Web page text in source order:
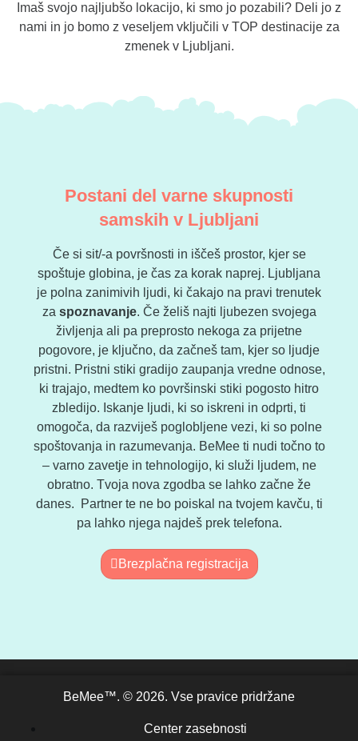
Imaš svojo najljubšo lokacijo, ki smo jo pozabili? Deli jo z
nami in jo bomo z veseljem vključili v TOP destinacije za
zmenek v Ljubljani.
Postani del varne skupnosti
samskih v Ljubljani
Če si sit/-a površnosti in iščeš prostor, kjer se
spoštuje globina, je čas za korak naprej. Ljubljana
je polna zanimivih ljudi, ki čakajo na pravi trenutek
za spoznavanje. Če želiš najti ljubezen svojega
življenja ali pa preprosto nekoga za prijetne
pogovore, je ključno, da začneš tam, kjer so ljudje
pristni. Pristni stiki gradijo zaupanja vredne odnose,
ki trajajo, medtem ko površinski stiki pogosto hitro
zbledijo. Iskanje ljudi, ki so iskreni in odprti, ti
omogoča, da razviješ poglobljene vezi, ki so polne
spoštovanja in razumevanja. BeMee ti nudi točno to
– varno zavetje in tehnologijo, ki služi ljudem, ne
obratno. Tvoja nova zgodba se lahko začne že
danes. Partner te ne bo poiskal na tvojem kavču, ti
pa lahko njega najdeš prek telefona.
Brezplačna registracija
BeMee™. © 2026. Vse pravice pridržane
Center zasebnosti